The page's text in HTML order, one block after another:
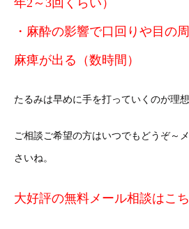
・麻酔の影響で口回りや目の
麻痺が出る（数時間）
たるみは早めに手を打っていくのが理想
ご相談ご希望の方はいつでもどうぞ～
さいね。
大好評の無料メール相談はこ